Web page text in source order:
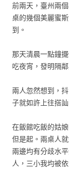
前兩天，臺州兩
桌的幾個美麗蜜
到。
那天清晨一點鐘
吃夜宵，發明隔
兩人忽然想到，
子就如許上往搭訕
在飯館吃飯的姑
但是起。兩桌人
兩邊均有分歧水
人，三小我均被